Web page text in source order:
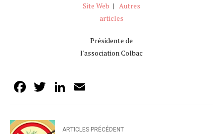
Site Web | Autres
articles
Présidente de
l'association Colbac
Facebook
TwitterLinkedIn
ARTICLES PRÉCÉDENT